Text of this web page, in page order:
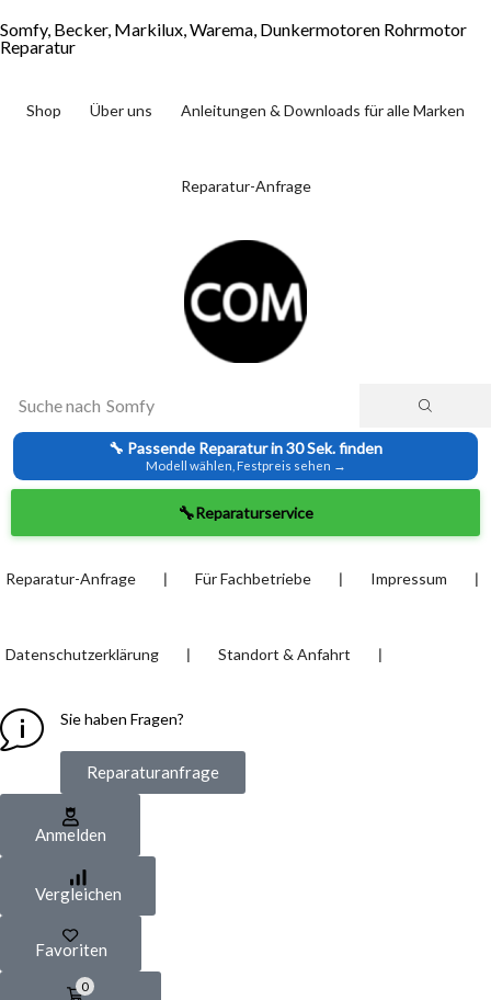
Somfy, Becker, Markilux, Warema, Dunkermotoren Rohrmotor
Reparatur
Shop Über uns Anleitungen & Downloads für alle Marken
Reparatur-Anfrage
Suche nach Somfy
🔧 Passende Reparatur in 30 Sek. finden
Modell wählen, Festpreis sehen →
🔧Reparaturservice
Reparatur-Anfrage ❘ Für Fachbetriebe ❘ Impressum ❘
Datenschutzerklärung ❘ Standort & Anfahrt ❘
Sie haben Fragen?
Reparaturanfrage
Anmelden
Vergleichen
Favoriten
0